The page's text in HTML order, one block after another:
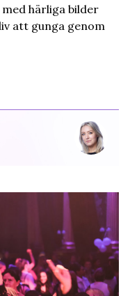
härliga bilder
att gunga genom